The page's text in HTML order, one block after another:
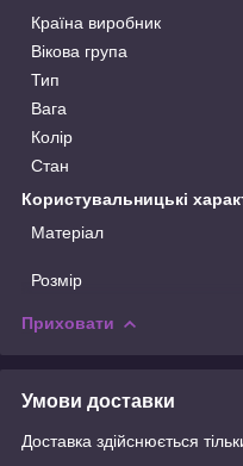
Країна виробник
Вікова група
Тип
Вага
Колір
Стан
Користувальницькі
Матеріал
Розмір
Приховати
Умови доставки
Доставка здійснюється